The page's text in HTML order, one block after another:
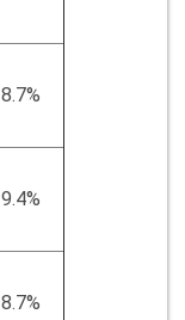
8.7%
9.4%
8.7%